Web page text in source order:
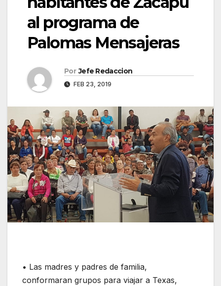
al programa de
Palomas Mensajeras
Por Jefe Redaccion
FEB 23, 2019
• Las madres y padres de familia,
conformaran grupos para viajar a Texas,